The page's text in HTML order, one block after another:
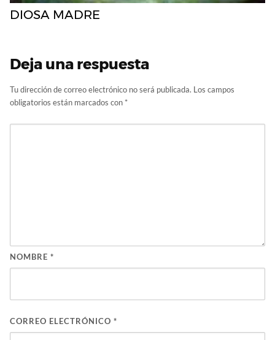
DIOSA MADRE
Deja una respuesta
Tu dirección de correo electrónico no será publicada. Los campos
obligatorios están marcados con *
NOMBRE *
CORREO ELECTRÓNICO *